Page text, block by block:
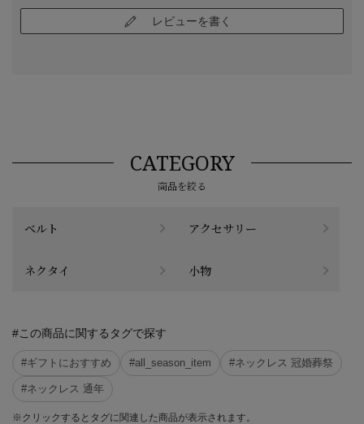
レビューを書く
CATEGORY
商品を絞る
ベルト アクセサリー
ネクタイ 小物
#この商品に関するタグで探す
#ギフトにおすすめ #all_season_item #ネックレス 冠婚葬祭
#ネックレス 通年
※クリックするとタグに関連した商品が表示されます。